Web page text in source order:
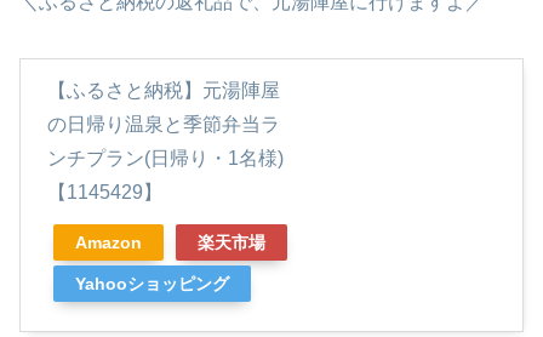
【ふるさと納税】元湯陣屋
の日帰り温泉と季節弁当ラ
ンチプラン(日帰り・1名様)
【1145429】
Amazon 楽天市場
Yahooショッピング